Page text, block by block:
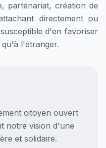
partenariat, création de
directement ou
d'en favoriser
l'étranger.
citoyen ouvert
notre vision d'une
et solidaire.